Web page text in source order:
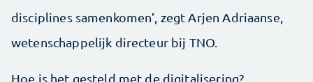
disciplines samenkomen’, zegt Arjen Adriaanse,
wetenschappelijk directeur bij TNO.
Hoe is het gesteld met de digitalisering?